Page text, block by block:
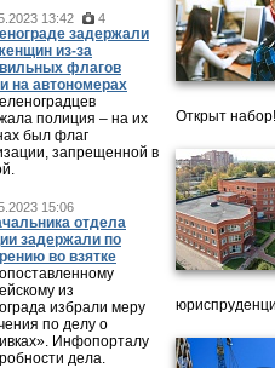
13:42 4
задержали
из-за
флагов
на автономерах
полиция – на их
был флаг
запрещенной в
15:06
отдела
задержали по
во взятке
из
избрали меру
по делу о
Инфопорталу
дела.
Открыт набор!